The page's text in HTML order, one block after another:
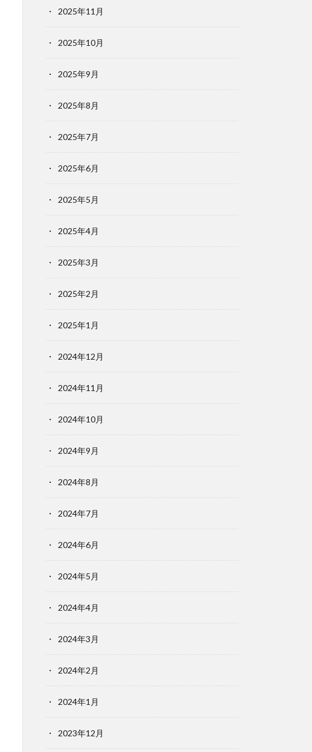
2025年11月
2025年10月
2025年9月
2025年8月
2025年7月
2025年6月
2025年5月
2025年4月
2025年3月
2025年2月
2025年1月
2024年12月
2024年11月
2024年10月
2024年9月
2024年8月
2024年7月
2024年6月
2024年5月
2024年4月
2024年3月
2024年2月
2024年1月
2023年12月